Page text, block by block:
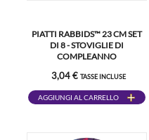
PIATTI RABBIDS™ 23 CM SET
DI 8 - STOVIGLIE DI
COMPLEANNO
3,04 € TASSE INCLUSE
AGGIUNGI AL CARRELLO